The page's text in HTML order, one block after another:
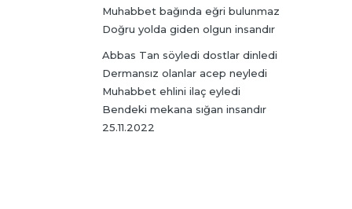
Muhabbet bağında eğri bulunmaz
Doğru yolda giden olgun insandır
Abbas Tan söyledi dostlar dinledi
Dermansız olanlar acep neyledi
Muhabbet ehlini ilaç eyledi
Bendeki mekana sığan insandır
25.11.2022